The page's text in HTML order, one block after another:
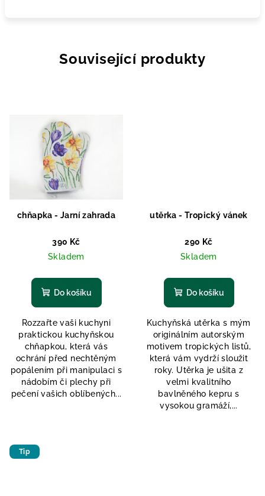
Související produkty
chňapka - Jarní zahrada
390 Kč
Skladem
Do košíku
Rozzařte vaši kuchyni
praktickou kuchyňskou
chňapkou, která vás
ochrání před nechtěným
popálením při manipulaci s
nádobím či plechy při
pečení vašich oblíbených...
utěrka - Tropický vánek
290 Kč
Skladem
Do košíku
Kuchyňská utěrka s mým
originálním autorským
motivem tropických listů,
která vám vydrží sloužit
roky. Utěrka je ušita z
velmi kvalitního
bavlněného kepru s
vysokou gramáží,...
Tip